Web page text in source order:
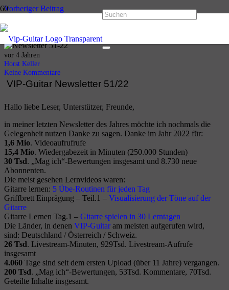
Vorheriger Beitrag
VIP-Guitar Newsletter 50/2022
Nächster Beitrag
VIP-Guitar Newsletter 03/2023
vor 4 Jahren
Horst Keller
Keine Kommentare
VIP-Guitar Newsletter 51/22
Hallo liebe Leser, Unterstützer, Freunde,
in meiner letzten Newsletter des Jahres möchte ich nochmals die
Gelegenheit nutzen Danke zu sagen. Danke im Jahr 2022 für:
1,6 Mio. Videoaufrufrufe
15,4 Mio. Wiedergabezeit in Minuten (250.000 Stunden)
30 Tsd. „Mag ich“-Bewertungen insgesamt und 8.730 neue
Abonnenten.
Die meist gesehen Lernvideos waren:
Gitarre lernen: 5 Übe-Routinen für jeden Tag
Griffbrett Einprägung – Teil.1 – Visualisierung der Töne auf der
Gitarre
Gitarre Lernen Tag.1 – Gitarre spielen in 30 Lerntagen
Die Länder, in denen VIP-Guitaram meisten aufgerufen wird,
sind: Deutschland / Österreich / Schweiz.
26 Tsd. Livestream-Minuten, 929Tsd. Livestream-Aufrufe
insgesamt
4.060 Tage sind seit dem ersten Upload (über 11 Jahre) vergangen.
200 Tsd. „Mag ich“-Bewertungen, 53Tsd. Kommentare, 70Tsd.
Geteilte Inhalte insgesamt.